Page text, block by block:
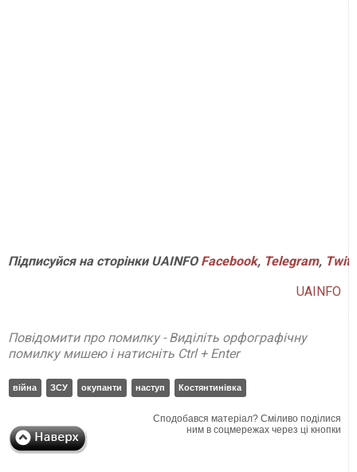
ПідписуйсянасторінкиUAINFO Facebook, Telegram,
UAINFO
Повідомити про помилку - Виділіть орфографічну
помилку мишею і натисніть Ctrl + Enter
війна ЗСУ окупанти наступ Костянтинівка
Сподобався матеріал? Сміливо поділися
ним в соцмережах через ці кнопки